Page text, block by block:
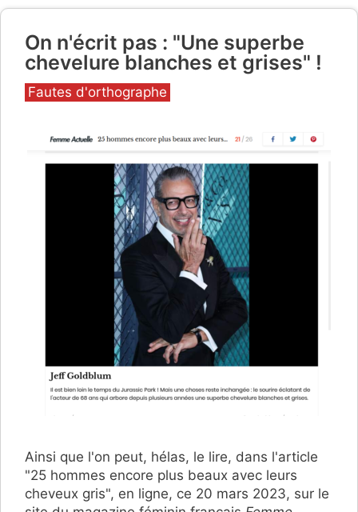
On n'écrit pas : "Une superbe
chevelure blanches et grises" !
Catégories
Fautes d'orthographe
Ainsi que l'on peut, hélas, le lire, dans l'article
"25 hommes encore plus beaux avec leurs
cheveux gris", en ligne, ce 20 mars 2023, sur le